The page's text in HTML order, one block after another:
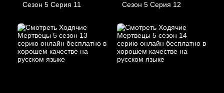
Сезон 5 Серия 11 Сезон 5 Серия 12